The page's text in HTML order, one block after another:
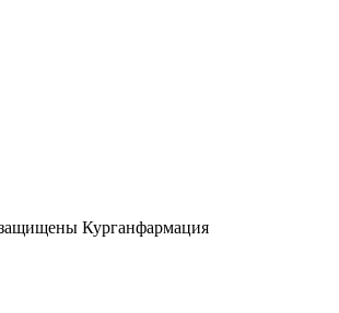
Курганфармация